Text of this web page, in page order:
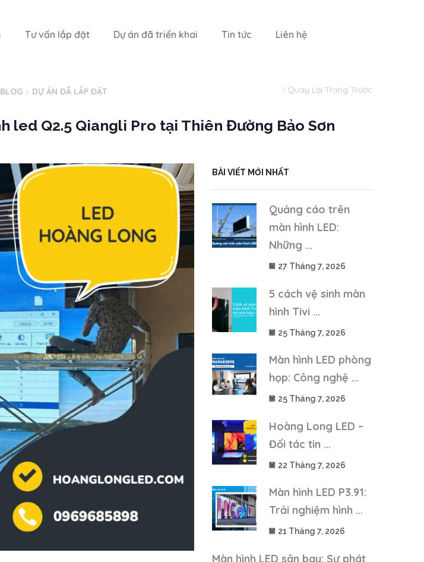
Tư vấn lắp đặt Dự án đã triển khai Tin tức Liên hệ
Quay Lại Trang Trước
BLOG DỰ ÁN ĐÃ LẮP ĐẶT
led Q2.5 Qiangli Pro tại Thiên Đường Bảo Sơn
BÀI VIẾT MỚI NHẤT
Quảng cáo trên
màn hình LED:
Những ...
27 Tháng 7, 2026
5 cách vệ sinh màn
hình Tivi ...
25 Tháng 7, 2026
Màn hình LED phòng
họp: Công nghệ ...
25 Tháng 7, 2026
Hoàng Long LED –
Đối tác tin ...
22 Tháng 7, 2026
Màn hình LED P3.91:
Trải nghiệm hình ...
21 Tháng 7, 2026
Màn hình LED sân bay: Sự phát